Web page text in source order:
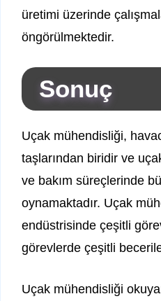
üretimi üzerinde
öngörülmektedir.
Sonuç
Uçak mühendisliği,
taşlarından biridir ve
ve bakım süreçlerinde
oynamaktadır. Uçak
endüstrisinde çeşitli
görevlerde çeşitli
Uçak mühendisliği